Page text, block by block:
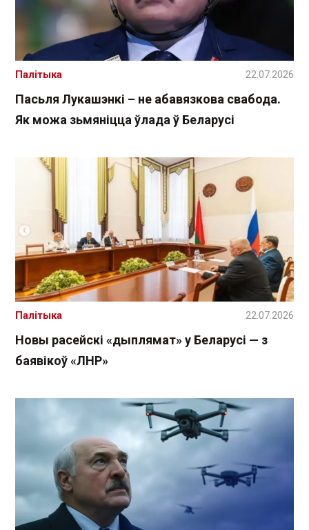
Пасьля Лукашэнкі – не абавязкова свабода.
Як можа зьмяніцца ўлада ў Беларусі
Палітыка 22.07.2026
Новы расейскі «дыплямат» у Беларусі — з
баявікоў «ЛНР»
Палітыка 22.07.2026